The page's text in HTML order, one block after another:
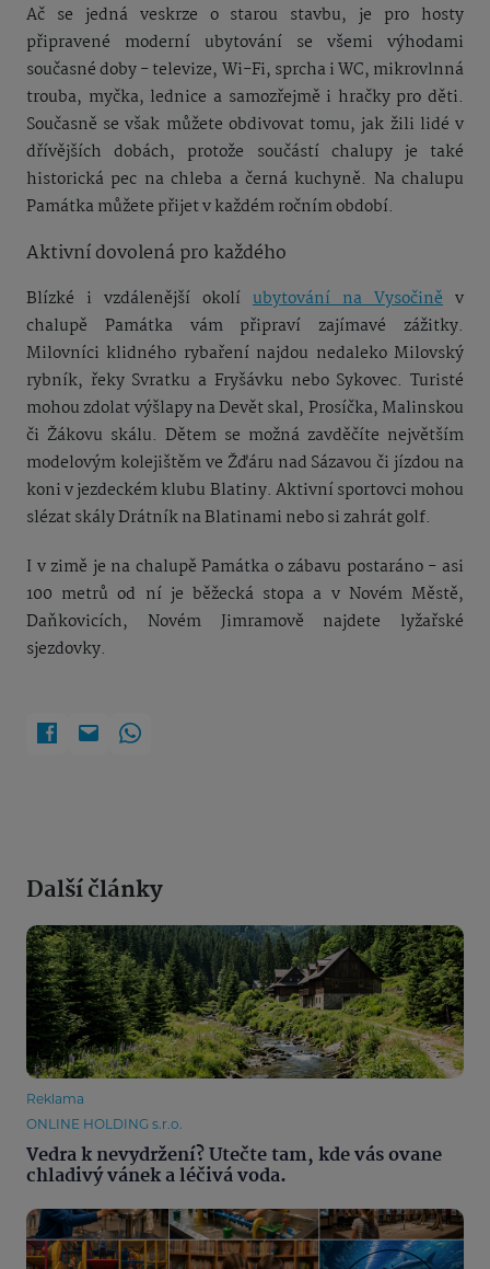
Ač se jedná veskrze o starou stavbu, je pro hosty
připravené moderní ubytování se všemi výhodami
současné doby - televize, Wi-Fi, sprcha i WC, mikrovlnná
trouba, myčka, lednice a samozřejmě i hračky pro děti.
Současně se však můžete obdivovat tomu, jak žili lidé v
dřívějších dobách, protože součástí chalupy je také
historická pec na chleba a černá kuchyně. Na chalupu
Památka můžete přijet v každém ročním období.
Aktivní dovolená pro každého
Blízké i vzdálenější okolí ubytování na Vysočině v
chalupě Památka vám připraví zajímavé zážitky.
Milovníci klidného rybaření najdou nedaleko Milovský
rybník, řeky Svratku a Fryšávku nebo Sykovec. Turisté
mohou zdolat výšlapy na Devět skal, Prosíčka, Malinskou
či Žákovu skálu. Dětem se možná zavděčíte největším
modelovým kolejištěm ve Žďáru nad Sázavou či jízdou na
koni v jezdeckém klubu Blatiny. Aktivní sportovci mohou
slézat skály Drátník na Blatinami nebo si zahrát golf.
I v zimě je na chalupě Památka o zábavu postaráno - asi
100 metrů od ní je běžecká stopa a v Novém Městě,
Daňkovicích, Novém Jimramově najdete lyžařské
sjezdovky.
Další články
Reklama
ONLINE HOLDING s.r.o.
Vedra k nevydržení? Utečte tam, kde vás ovane
chladivý vánek a léčivá voda.